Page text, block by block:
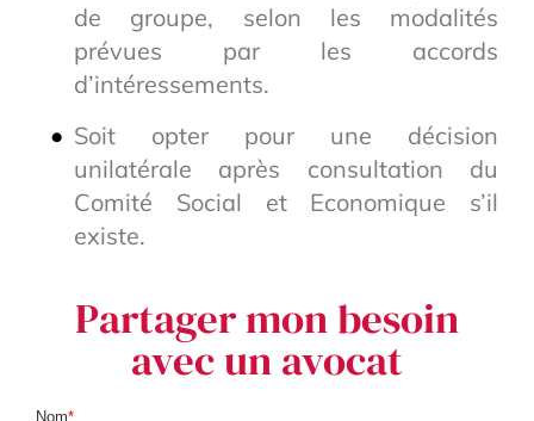
de groupe, selon les modalités
prévues par les accords
d’intéressements.
Soit opter pour une décision
unilatérale après consultation du
Comité Social et Economique s’il
existe.
Partager mon besoin
avec un avocat